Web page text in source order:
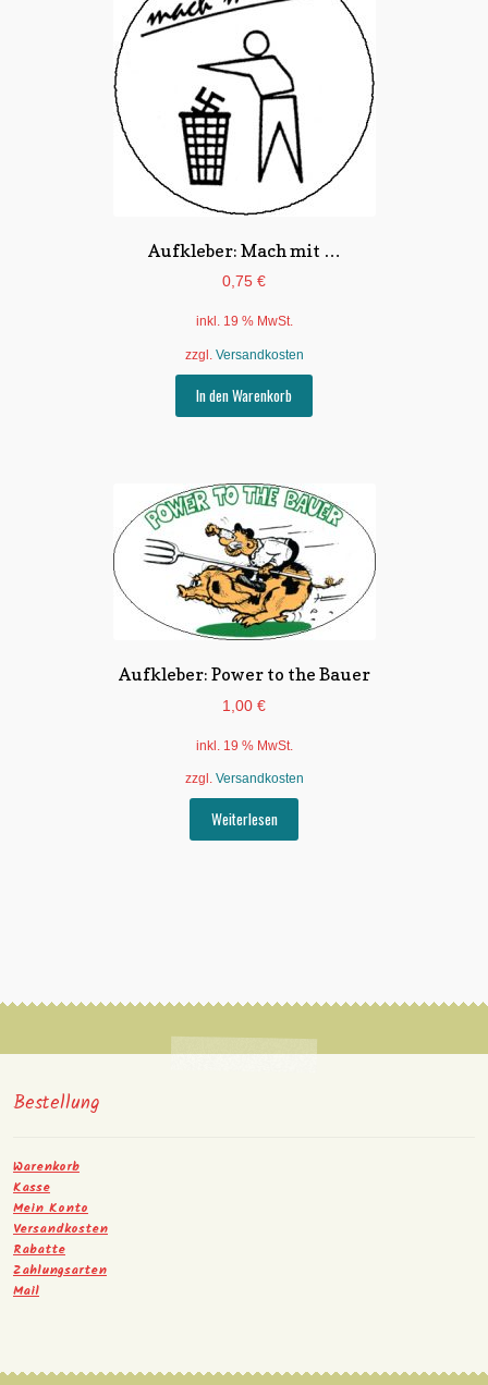
Aufkleber: Mach mit …
0,75 €
inkl. 19 % MwSt.
zzgl. Versandkosten
In den Warenkorb
Aufkleber: Power to the Bauer
1,00 €
inkl. 19 % MwSt.
zzgl. Versandkosten
Weiterlesen
Bestellung
Warenkorb
Kasse
Mein Konto
Versandkosten
Rabatte
Zahlungsarten
Mail